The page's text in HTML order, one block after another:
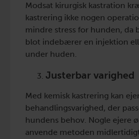
Modsat kirurgisk kastration
kastrering ikke nogen
mindre stress for hunden, da
blot indebærer en injektion
under huden.
Justerbar varighed
Med kemisk kastrering kan
behandlingsvarighed, der
hundens behov. Nogle ejere
anvende metoden